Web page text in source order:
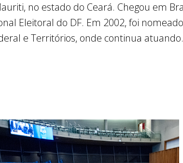
no estado do Ceará. Chegou em
Eleitoral do DF. Em 2002, foi
e Territórios, onde continua atuando.